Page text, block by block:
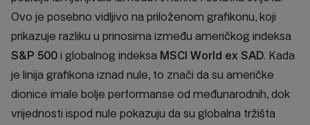
Ovo je posebno vidljivo na priloženom grafikonu, koji
prikazuje razliku u prinosima između američkog indeksa
S&P 500 i globalnog indeksa MSCI World ex SAD. Kada
je linija grafikona iznad nule, to znači da su američke
dionice imale bolje performanse od međunarodnih, dok
vrijednosti ispod nule pokazuju da su globalna tržišta